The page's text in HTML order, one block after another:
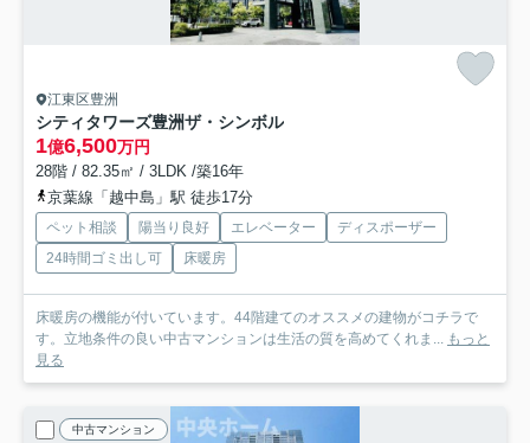
江東区豊洲
シティタワーズ豊洲ザ・シンボル
1億6,500万円
28階 / 82.35㎡ / 3LDK /築16年
京葉線「越中島」駅 徒歩17分
ペット相談 陽当り良好 エレベーター
ディスポーザー
24時間ゴミ出し可
床暖房
床暖房の機能が付いています。44階建てのオススメの建物がコチラで
す。立地条件の良い中古マンションは生活の質を高めてくれま... もっと
見る
中古マンション